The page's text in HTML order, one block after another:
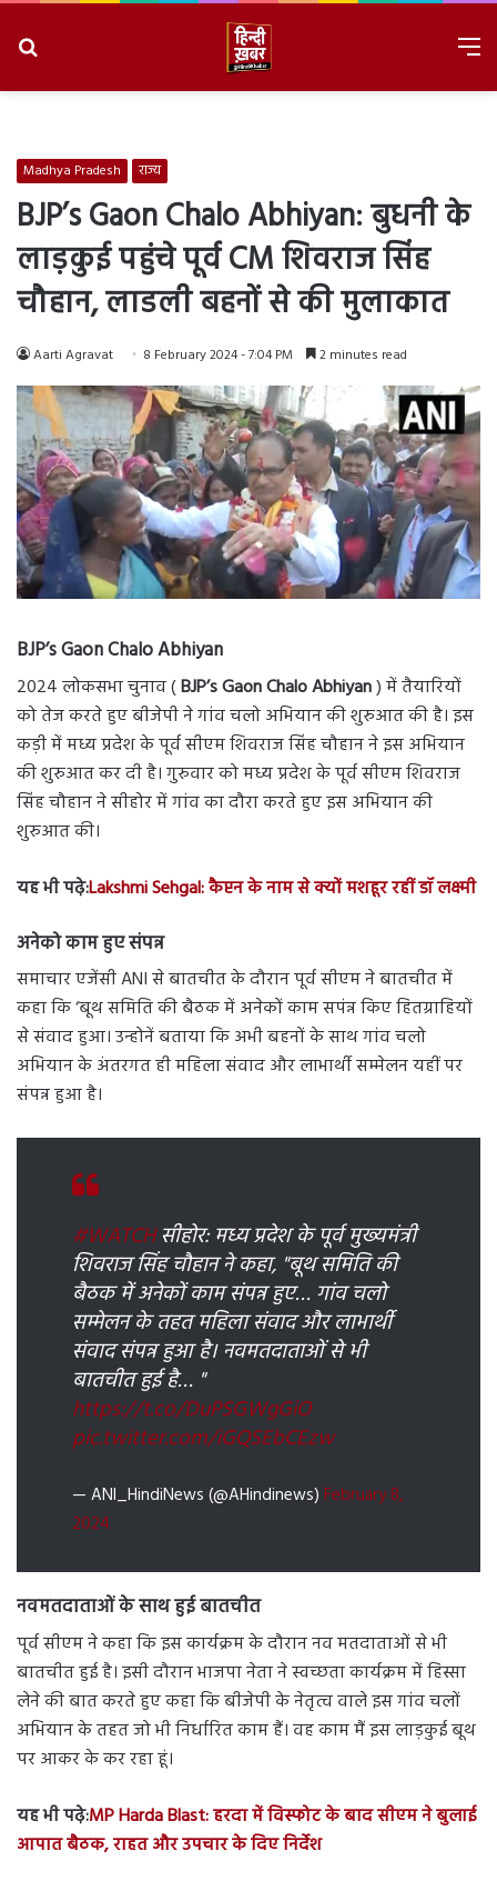
Madhya Pradesh राज्य
BJP’s Gaon Chalo Abhiyan: बुधनी के
लाड़कुई पहुंचे पूर्व CM शिवराज सिंह
चौहान, लाडली बहनों से की मुलाकात
Aarti Agravat 8 February 2024 - 7:04 PM 2 minutes read
BJP’s Gaon Chalo Abhiyan
2024 लोकसभा चुनाव (BJP’s Gaon Chalo Abhiyan) में तैयारियों
को तेज करते हुए बीजेपी ने गांव चलो अभियान की शुरुआत की है। इस
कड़ी में मध्य प्रदेश के पूर्व सीएम शिवराज सिंह चौहान ने इस अभियान
की शुरुआत कर दी है। गुरुवार को मध्य प्रदेश के पूर्व सीएम शिवराज
सिंह चौहान ने सीहोर में गांव का दौरा करते हुए इस अभियान की
शुरुआत की।
यह भी पढ़े:Lakshmi Sehgal: कैप्टन के नाम से क्यों मशहूर रहीं डॉ लक्ष्मी
अनेको काम हुए संपन्न
समाचार एजेंसी ANI से बातचीत के दौरान पूर्व सीएम ने बातचीत में
कहा कि ‘बूथ समिति की बैठक में अनेकों काम सपंन्न किए हितग्राहियों
से संवाद हुआ। उन्होनें बताया कि अभी बहनों के साथ गांव चलो
अभियान के अंतरगत ही महिला संवाद और लाभार्थी सम्मेलन यहीं पर
संपन्न हुआ है।
#WATCHसीहोर: मध्य प्रदेश के पूर्व मुख्यमंत्री
शिवराज सिंह चौहान ने कहा, "बूथ समिति की
बैठक में अनेकों काम संपन्न हुए… गांव चलो
सम्मेलन के तहत महिला संवाद और लाभार्थी
संवाद संपन्न हुआ है। नवमतदाताओं से भी
बातचीत हुई है… "
https://t.co/DuPSGWgGiO
pic.twitter.com/iGQSEbCEzw
— ANI_HindiNews (@AHindinews) February 8,
2024
नवमतदाताओं के साथ हुई बातचीत
पूर्व सीएम ने कहा कि इस कार्यक्रम के दौरान नव मतदाताओं से भी
बातचीत हुई है। इसी दौरान भाजपा नेता ने स्वच्छता कार्यक्रम में हिस्सा
लेने की बात करते हुए कहा कि बीजेपी के नेतृत्व वाले इस गांव चलों
अभियान के तहत जो भी निर्धारित काम हैं। वह काम मैं इस लाड़कुई बूथ
पर आकर के कर रहा हूं।
यह भी पढ़े:MP Harda Blast: हरदा में विस्फोट के बाद सीएम ने बुलाई
आपात बैठक, राहत और उपचार के दिए निर्देश